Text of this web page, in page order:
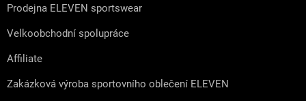
Prodejna ELEVEN sportswear
Velkoobchodní spolupráce
Affiliate
Zakázková výroba sportovního oblečení ELEVEN